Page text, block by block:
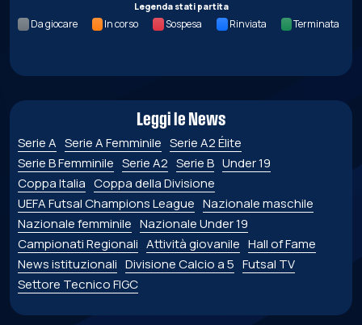
Legenda stati partita
Da giocare In corso Sospesa Rinviata Terminata
Leggi le News
Serie A Serie A Femminile Serie A2 Élite
Serie B Femminile Serie A2 Serie B Under 19
Coppa Italia Coppa della Divisione
UEFA Futsal Champions League Nazionale maschile
Nazionale femminile Nazionale Under 19
Campionati Regionali Attività giovanile Hall of Fame
News istituzionali Divisione Calcio a 5 Futsal TV
Settore Tecnico FIGC